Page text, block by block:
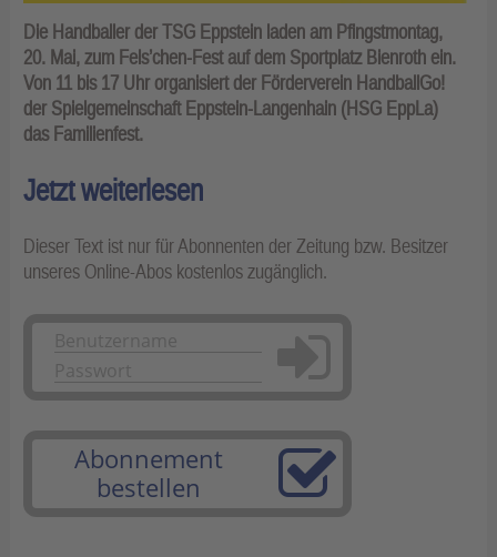
Die Handballer der TSG Eppstein laden am Pfingstmontag,
20. Mai, zum Fels’chen-Fest auf dem Sportplatz Bienroth ein.
Von 11 bis 17 Uhr organisiert der Förderverein HandballGo!
der Spielgemeinschaft Eppstein-Langenhain (HSG EppLa)
das Familienfest.
Jetzt weiterlesen
Dieser Text ist nur für Abonnenten der Zeitung bzw. Besitzer
unseres Online-Abos kostenlos zugänglich.
Anmelden
Abonnement
bestellen